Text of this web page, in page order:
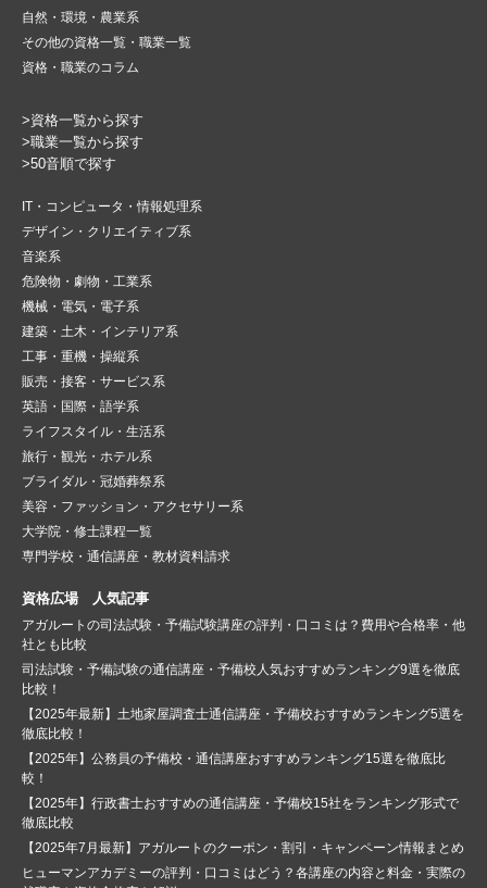
自然・環境・農業系
その他の資格一覧・職業一覧
資格・職業のコラム
>資格一覧から探す
>職業一覧から探す
>50音順で探す
IT・コンピュータ・情報処理系
デザイン・クリエイティブ系
音楽系
危険物・劇物・工業系
機械・電気・電子系
建築・土木・インテリア系
工事・重機・操縦系
販売・接客・サービス系
英語・国際・語学系
ライフスタイル・生活系
旅行・観光・ホテル系
ブライダル・冠婚葬祭系
美容・ファッション・アクセサリー系
大学院・修士課程一覧
専門学校・通信講座・教材資料請求
資格広場 人気記事
アガルートの司法試験・予備試験講座の評判・口コミは？費用や合格率・他
社とも比較
司法試験・予備試験の通信講座・予備校人気おすすめランキング9選を徹底
比較！
【2025年最新】土地家屋調査士通信講座・予備校おすすめランキング5選を
徹底比較！
【2025年】公務員の予備校・通信講座おすすめランキング15選を徹底比
較！
【2025年】行政書士おすすめの通信講座・予備校15社をランキング形式で
徹底比較
【2025年7月最新】アガルートのクーポン・割引・キャンペーン情報まとめ
ヒューマンアカデミーの評判・口コミはどう？各講座の内容と料金・実際の